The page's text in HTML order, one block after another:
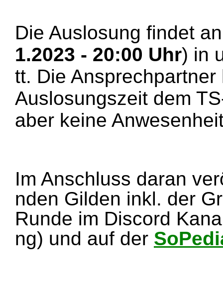
Die Auslosung findet
1.2023 - 20:00 Uhr) in
tt. Die
Auslosungszeit dem
aber keine
Im Anschluss daran
nden Gilden inkl. der
Runde im Discord
ng) und auf der